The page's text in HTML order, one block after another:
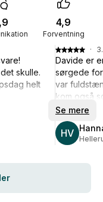
Forventning
4,9
skulle.
helt
HV
·
Davide er
sørgede
var
kom også
Se mere